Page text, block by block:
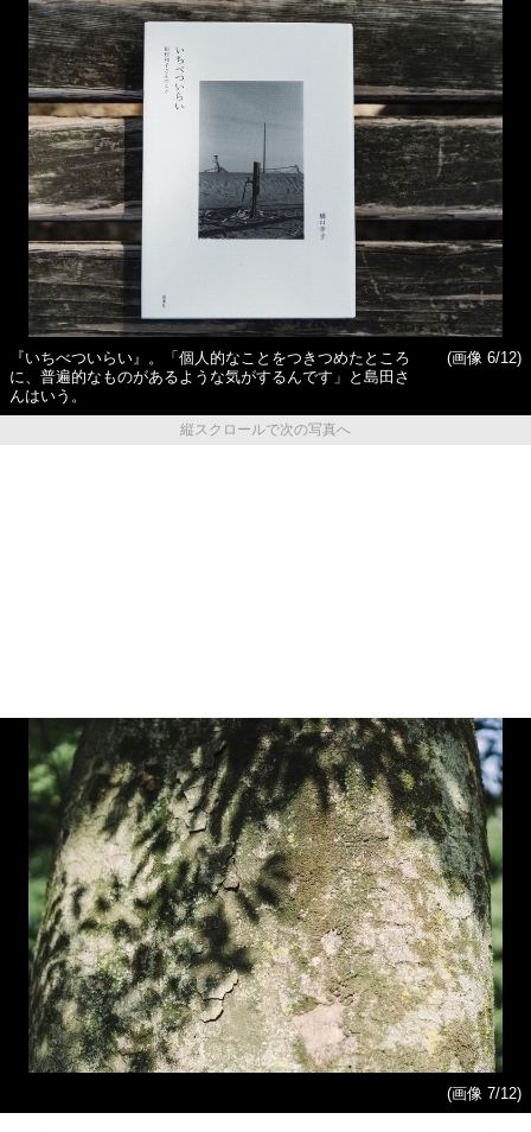
『いちべついらい』。「個人的なことをつきつめたところ
に、普遍的なものがあるような気がするんです」と島田さ
んはいう。
(画像 6/12)
縦スクロールで次の写真へ
(画像 7/12)